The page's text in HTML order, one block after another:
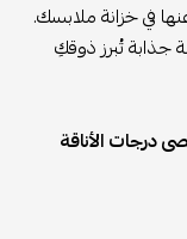
في خزانة ملابسك.
جذابة تُبرز ذوقكِ
درجات الأناقة